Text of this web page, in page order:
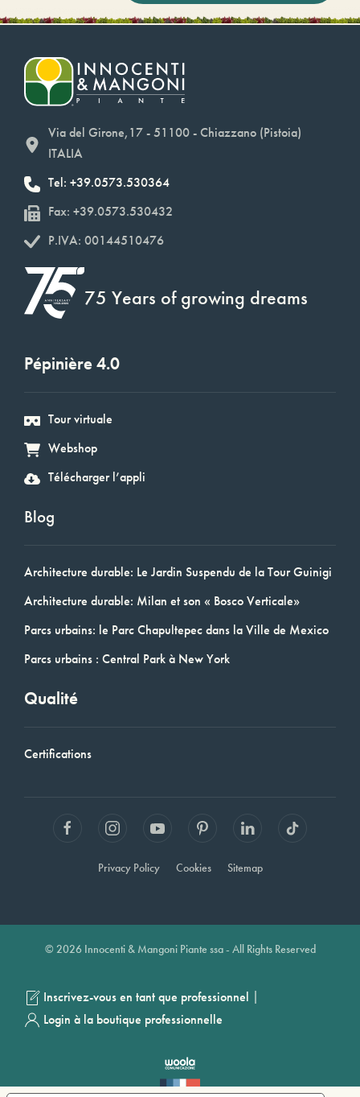
Via del Girone,17 - 51100 - Chiazzano (Pistoia)
ITALIA
Tel: +39.0573.530364
Fax: +39.0573.530432
P.IVA: 00144510476
75 Years of growing dreams
Pépinière 4.0
Tour virtuale
Webshop
Télécharger l’appli
Blog
Architecture durable: Le Jardin Suspendu de la Tour Guinigi
Architecture durable: Milan et son « Bosco Verticale»
Parcs urbains: le Parc Chapultepec dans la Ville de Mexico
Parcs urbains : Central Park à New York
Qualité
Certifications
Privacy Policy Cookies Sitemap
© 2026 Innocenti & Mangoni Piante ssa - All Rights Reserved
Inscrivez-vous en tant que professionnel |
Login à la boutique professionnelle